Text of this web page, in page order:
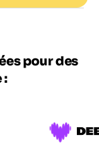
pour des
: